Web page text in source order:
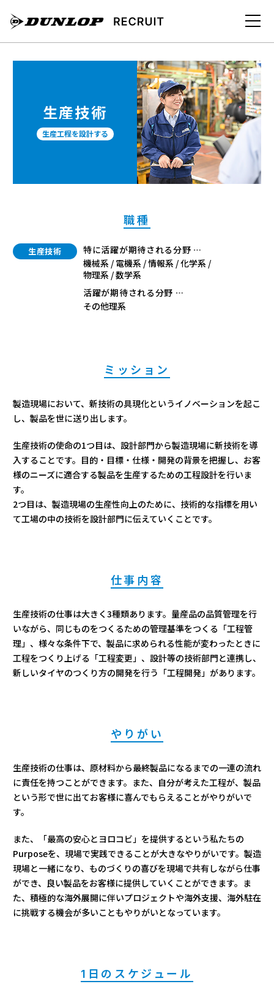
生産技術
生産工程を設計する
職種
生産技術
特に活躍が期待される分野
機械系 / 電機系 / 情報系 / 化学系 /
物理系 / 数学系
活躍が期待される分野
その他理系
ミッション
製造現場において、新技術の具現化というイノベーションを起こ
し、製品を世に送り出します。
生産技術の使命の1つ目は、設計部門から製造現場に新技術を導
入することです。目的・目標・仕様・開発の背景を把握し、お客
様のニーズに適合する製品を生産するための工程設計を行いま
す。
2つ目は、製造現場の生産性向上のために、技術的な指標を用い
て工場の中の技術を設計部門に伝えていくことです。
仕事内容
生産技術の仕事は大きく3種類あります。量産品の品質管理を行
いながら、同じものをつくるための管理基準をつくる「工程管
理」、様々な条件下で、製品に求められる性能が変わったときに
工程をつくり上げる「工程変更」、設計等の技術部門と連携し、
新しいタイヤのつくり方の開発を行う「工程開発」があります。
やりがい
生産技術の仕事は、原材料から最終製品になるまでの一連の流れ
に責任を持つことができます。また、自分が考えた工程が、製品
という形で世に出てお客様に喜んでもらえることがやりがいで
す。
また、「最高の安心とヨロコビ」を提供するという私たちの
Purposeを、現場で実践できることが大きなやりがいです。製造
現場と一緒になり、ものづくりの喜びを現場で共有しながら仕事
ができ、良い製品をお客様に提供していくことができます。ま
た、積極的な海外展開に伴いプロジェクトや海外支援、海外駐在
に挑戦する機会が多いこともやりがいとなっています。
1日のスケジュール